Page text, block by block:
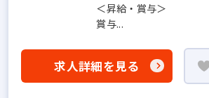
＜昇給・賞与＞
賞与...
求人詳細を見る